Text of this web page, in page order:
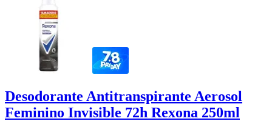
Desodorante Antitranspirante Aerosol
Feminino Invisible 72h Rexona 250ml